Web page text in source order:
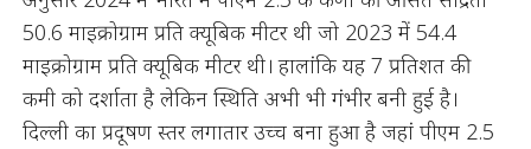
50.6 माइक्रोग्राम प्रति क्यूबिक मीटर थी जो 2023 में 54.4
माइक्रोग्राम प्रति क्यूबिक मीटर थी। हालांकि यह 7 प्रतिशत की
कमी को दर्शाता है लेकिन स्थिति अभी भी गंभीर बनी हुई है।
दिल्ली का प्रदूषण स्तर लगातार उच्च बना हुआ है जहां पीएम 2.5